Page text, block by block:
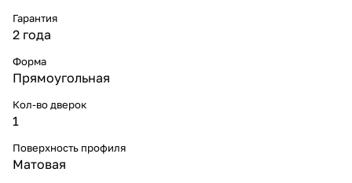
Гарантия
2 года
Форма
Прямоугольная
Кол-во дверок
1
Поверхность профиля
Матовая